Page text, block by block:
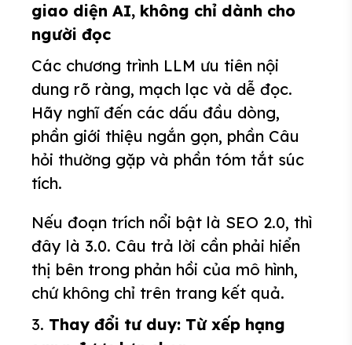
giao diện AI, không chỉ dành cho
người đọc
Các chương trình LLM ưu tiên nội
dung rõ ràng, mạch lạc và dễ đọc.
Hãy nghĩ đến các dấu đầu dòng,
phần giới thiệu ngắn gọn, phần Câu
hỏi thường gặp và phần tóm tắt súc
tích.
Nếu đoạn trích nổi bật là SEO 2.0, thì
đây là 3.0. Câu trả lời cần phải hiển
thị bên trong phản hồi của mô hình,
chứ không chỉ trên trang kết quả.
3. Thay đổi tư duy: Từ xếp hạng